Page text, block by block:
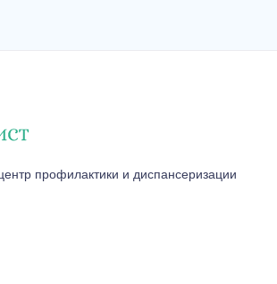
профилактики и диспансеризации